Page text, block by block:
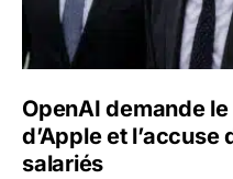
OpenAI demande
d’Apple et
salariés